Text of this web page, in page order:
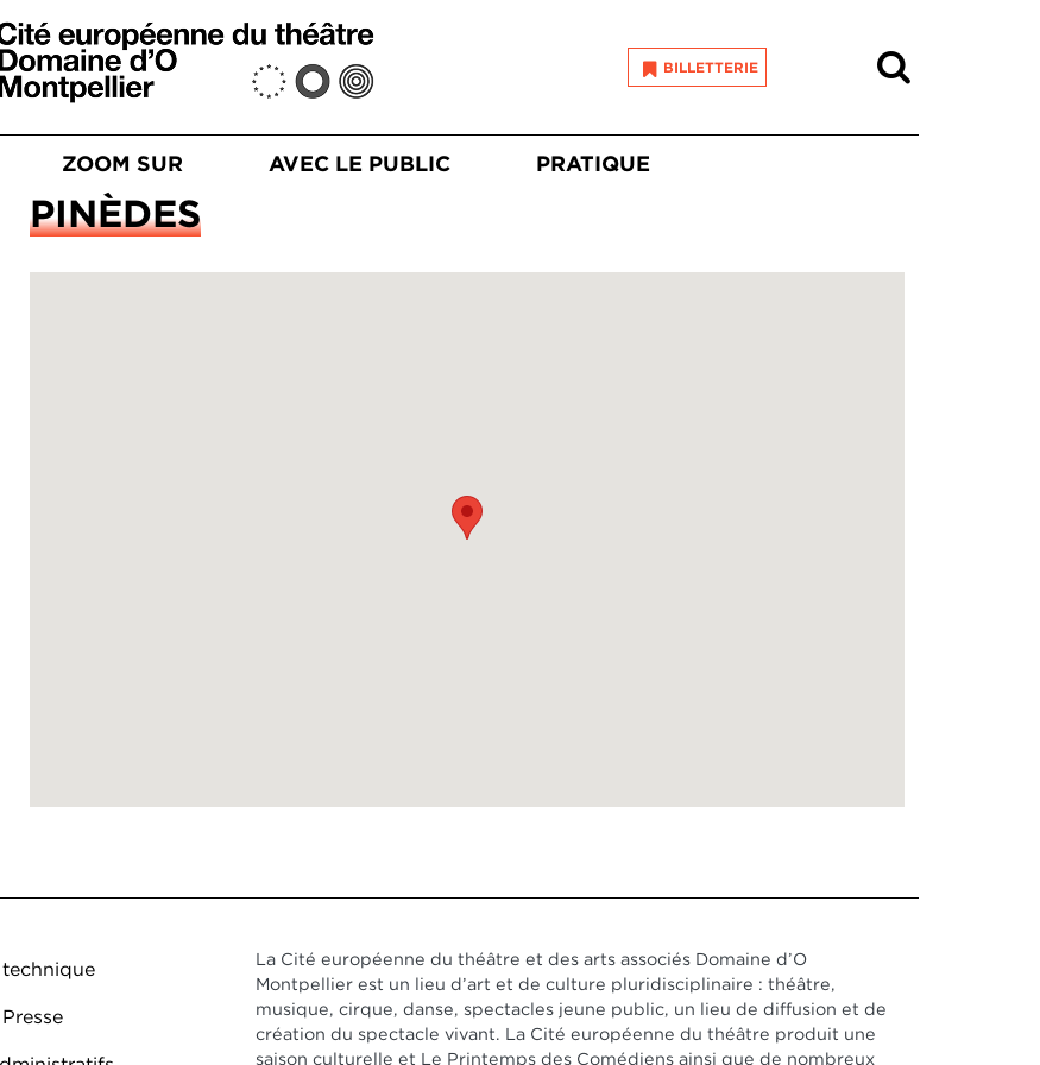
Aller au contenu principal
BILLETTERIE
ZOOM SUR AVEC LE PUBLIC PRATIQUE
PINÈDES
de page DDO 1
Presse
La Cité européenne du théâtre et des arts associés Domaine d’O
Montpellier est un lieu d’art et de culture pluridisciplinaire : théâtre,
musique, cirque, danse, spectacles jeune public, un lieu de diffusion et de
création du spectacle vivant. La Cité européenne du théâtre produit une
saison culturelle et Le Printemps des Comédiens ainsi que de nombreux